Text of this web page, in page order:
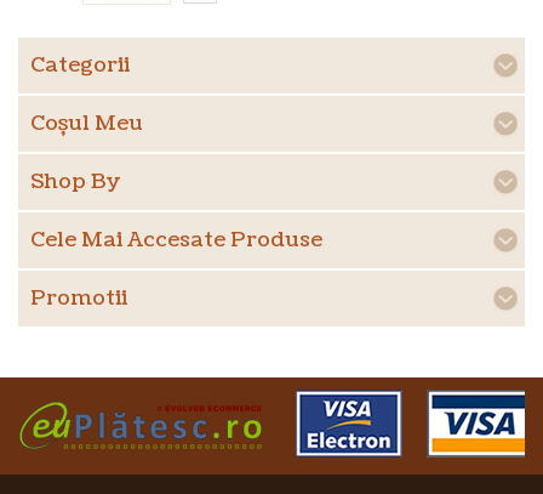
Categorii
Coşul Meu
Shop By
Cele Mai Accesate Produse
Promotii